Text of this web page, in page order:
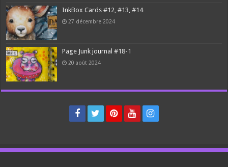
InkBox Cards #12, #13, #14
27 décembre 2024
Page Junk journal #18-1
20 août 2024